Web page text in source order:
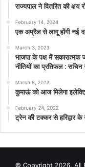
राज्यपाल ने वितरित की क्षय
February 14, 2024
एक अप्रैल से लागू होंगी नई
March 3, 2023
भाजपा के पक्ष में सकारात्मक
नीतियों का प्रतिफल : सचिन
March 8, 2022
कुमाऊं को आज मिलेगा
February 24, 2022
ट्रेन की टक्कर से हरिद्वार
© Copyright 2026, All